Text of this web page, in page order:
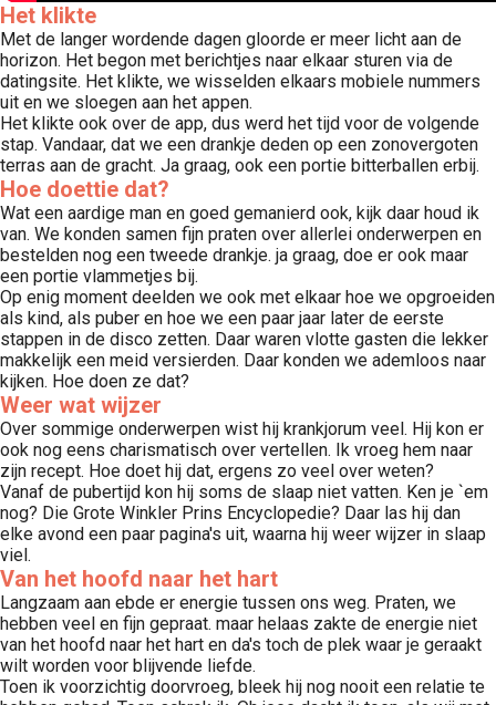
Het klikte
Met de langer wordende dagen gloorde er meer licht aan de
horizon. Het begon met berichtjes naar elkaar sturen via de
datingsite. Het klikte, we wisselden elkaars mobiele nummers
uit en we sloegen aan het appen.
Het klikte ook over de app, dus werd het tijd voor de volgende
stap. Vandaar, dat we een drankje deden op een zonovergoten
terras aan de gracht. Ja graag, ook een portie bitterballen erbij.
Hoe doettie dat?
Wat een aardige man en goed gemanierd ook, kijk daar houd ik
van. We konden samen fijn praten over allerlei onderwerpen en
bestelden nog een tweede drankje. ja graag, doe er ook maar
een portie vlammetjes bij.
Op enig moment deelden we ook met elkaar hoe we opgroeiden
als kind, als puber en hoe we een paar jaar later de eerste
stappen in de disco zetten. Daar waren vlotte gasten die lekker
makkelijk een meid versierden. Daar konden we ademloos naar
kijken. Hoe doen ze dat?
Weer wat wijzer
Over sommige onderwerpen wist hij krankjorum veel. Hij kon er
ook nog eens charismatisch over vertellen. Ik vroeg hem naar
zijn recept. Hoe doet hij dat, ergens zo veel over weten?
Vanaf de pubertijd kon hij soms de slaap niet vatten. Ken je `em
nog? Die Grote Winkler Prins Encyclopedie? Daar las hij dan
elke avond een paar pagina's uit, waarna hij weer wijzer in slaap
viel.
Van het hoofd naar het hart
Langzaam aan ebde er energie tussen ons weg. Praten, we
hebben veel en fijn gepraat. maar helaas zakte de energie niet
van het hoofd naar het hart en da's toch de plek waar je geraakt
wilt worden voor blijvende liefde.
Toen ik voorzichtig doorvroeg, bleek hij nog nooit een relatie te